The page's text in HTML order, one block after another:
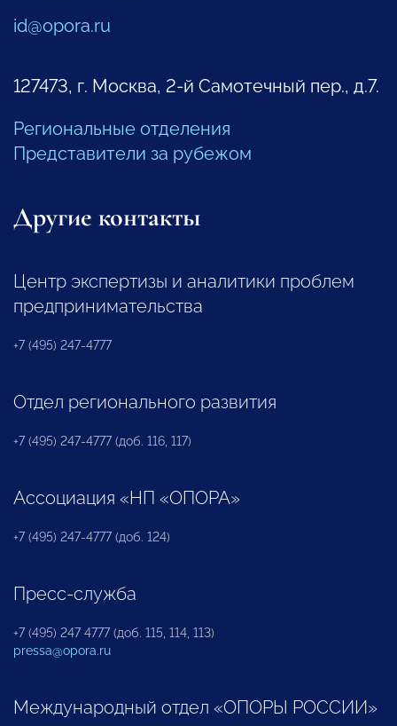
id@opora.ru
127473, г. Москва, 2-й Самотечный пер., д.7.
Региональные отделения
Представители за рубежом
Другие контакты
Центр экспертизы и аналитики проблем
предпринимательства
+7 (495) 247-4777
Отдел регионального развития
+7 (495) 247-4777 (доб. 116, 117)
Ассоциация «НП «ОПОРА»
+7 (495) 247-4777 (доб. 124)
Пресс-служба
+7 (495) 247 4777 (доб. 115, 114, 113)
pressa@opora.ru
Международный отдел «ОПОРЫ РОССИИ»